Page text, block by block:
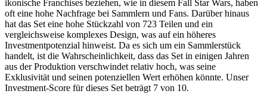
ikonische Franchises beziehen, wie in diesem Fall Star Wars, haben
oft eine hohe Nachfrage bei Sammlern und Fans. Darüber hinaus
hat das Set eine hohe Stückzahl von 723 Teilen und ein
vergleichsweise komplexes Design, was auf ein höheres
Investmentpotenzial hinweist. Da es sich um ein Sammlerstück
handelt, ist die Wahrscheinlichkeit, dass das Set in einigen Jahren
aus der Produktion verschwindet relativ hoch, was seine
Exklusivität und seinen potenziellen Wert erhöhen könnte. Unser
Investment-Score für dieses Set beträgt 7 von 10.